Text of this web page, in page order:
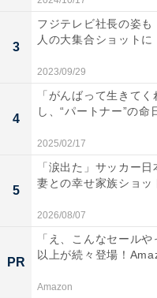
3
フジテレビ社長の姿
人の大集合ショット
2023/09/29
4
「がんばって生きて
し、“パートナー”の
2025/02/17
5
「涙出た」サッカー
妻との幸せ家族ショ
2026/08/07
PR
「え、こんなセール
以上が続々登場！
Amazon